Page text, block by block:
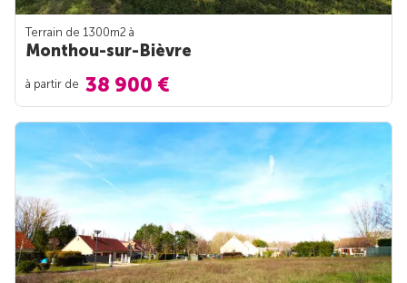
Terrain de 1300m2 à
Monthou-sur-Bièvre
à partir de 38 900 €